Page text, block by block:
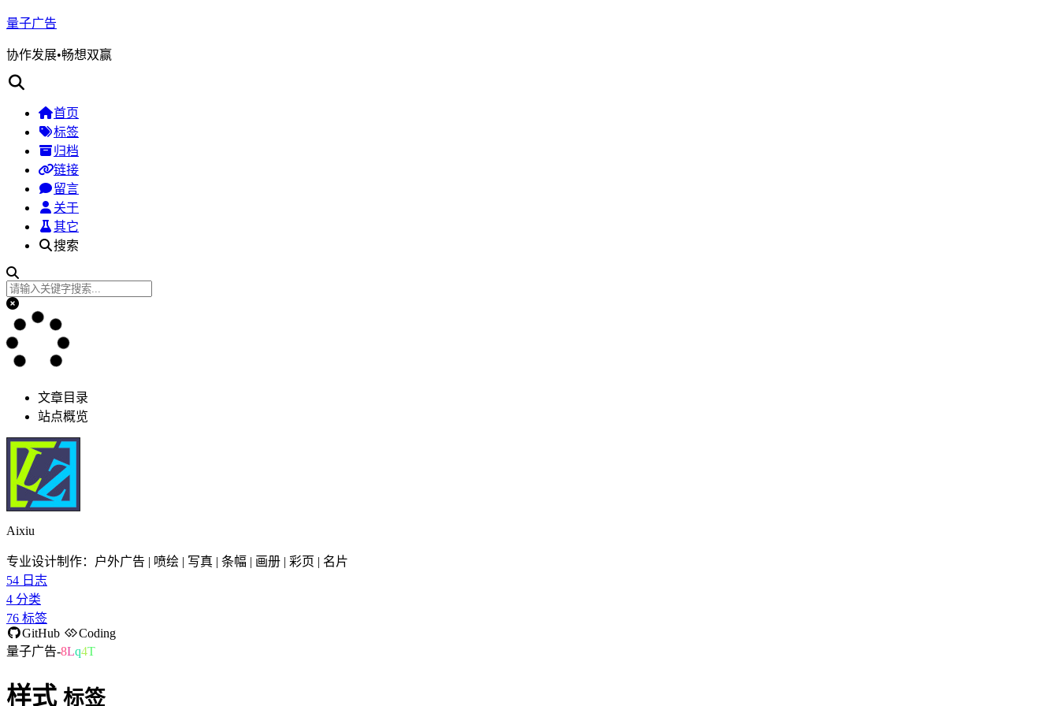
量子广告
协作发展•畅想双赢
首页
标签
归档
链接
留言
关于
其它
搜索
文章目录
站点概览
Aixiu
专业设计制作：户外广告 | 喷绘 | 写真 | 条幅 | 画册 | 彩页 | 名片
54 日志
4 分类
76 标签
GitHub
Coding
量子广告-pK=0^
样式 标签